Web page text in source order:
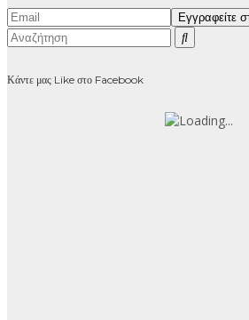
Κάντε μας Like στο Facebook